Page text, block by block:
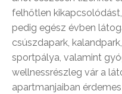
felhőtlen
pedig egész évben
csúszdapark,
sportpálya, valamint
wellnessrészleg vár a
apartmanjaiban